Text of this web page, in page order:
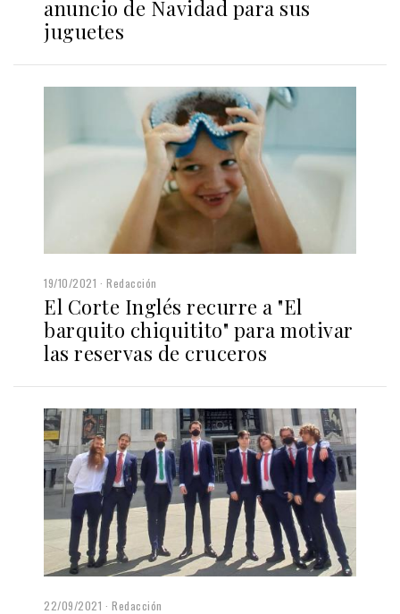
anuncio de Navidad para sus
juguetes
19/10/2021 Redacción
El Corte Inglés recurre a "El
barquito chiquitito" para motivar
las reservas de cruceros
22/09/2021 Redacción